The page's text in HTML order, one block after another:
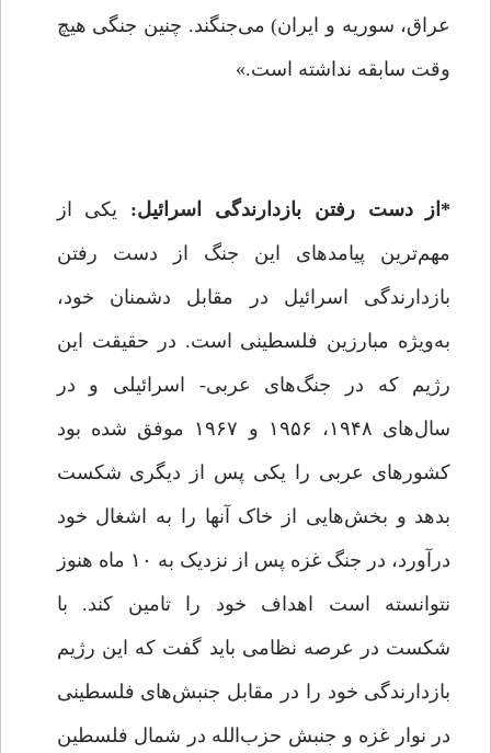
عراق، سوریه و ایران) می‌جنگند. چنین جنگی هیچ
وقت سابقه نداشته است.»
* از دست رفتن بازدارندگی اسرائیل: یکی از
مهم‌ترین پیامدهای این جنگ از دست رفتن
بازدارندگی اسرائیل در مقابل دشمنان خود،
به‌ویژه مبارزین فلسطینی است. در حقیقت این
رژیم که در جنگ‌های عربی- اسرائیلی و در
سال‌های ۱۹۴۸، ۱۹۵۶ و ۱۹۶۷ موفق شده بود
کشورهای عربی را یکی پس از دیگری شکست
بدهد و بخش‌هایی از خاک آنها را به اشغال خود
درآورد، در جنگ غزه پس از نزدیک به ۱۰ ماه هنوز
نتوانسته است اهداف خود را تامین کند. با
شکست در عرصه نظامی باید گفت که این رژیم
بازدارندگی خود را در مقابل جنبش‌های فلسطینی
در نوار غزه و جنبش حزب‌الله در شمال فلسطین